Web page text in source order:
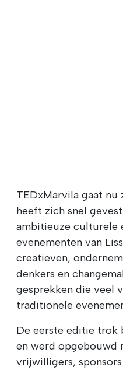
TEDxMarvila gaat nu
heeft zich snel
ambitieuze culturele
evenementen van
creatieven,
denkers en
gesprekken die veel
traditionele
De eerste editie trok
en werd opgebouwd
vrijwilligers,